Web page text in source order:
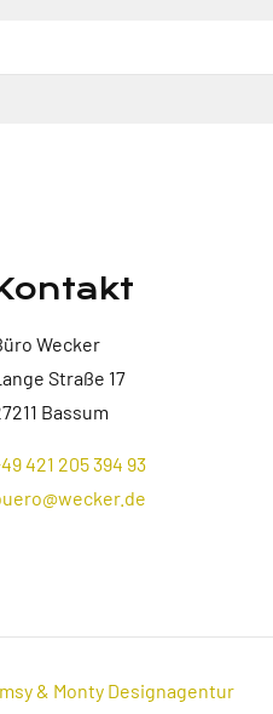
Wecker
Straße 17
Bassum
421 205 394 93
& Monty Designagentur